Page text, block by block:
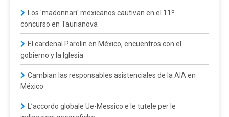
Los 'madonnari' mexicanos cautivan en el 11º
concurso en Taurianova
El cardenal Parolin en México, encuentros con el
gobierno y la Iglesia
Cambian las responsables asistenciales de la AIA en
México
L’accordo globale Ue-Messico e le tutele per le